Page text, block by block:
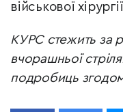
військової
КУРС стежить за
вчорашньої
подробиць